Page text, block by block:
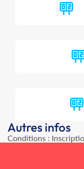
Autres infos
Conditions :